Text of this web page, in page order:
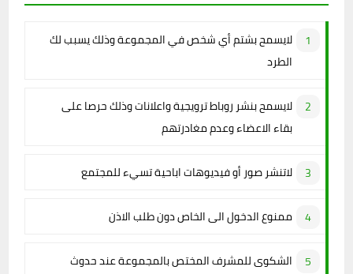
لايسمح بشتم أي شخص في المجموعة وذلك يسبب لك
الطرد
لايسمح بنشر روباط ترويجية واعلانات وذلك حرصا على
بقاء الاعضاء وعدم مغادرتهم
لاتنشر صور أو فيديوهات اباحية تسيء للمجتمع
ممنوع الدخول الى الخاص دون طلب الاذن
الشكوى للمشرف المختص بالمجموعة عند حدوث